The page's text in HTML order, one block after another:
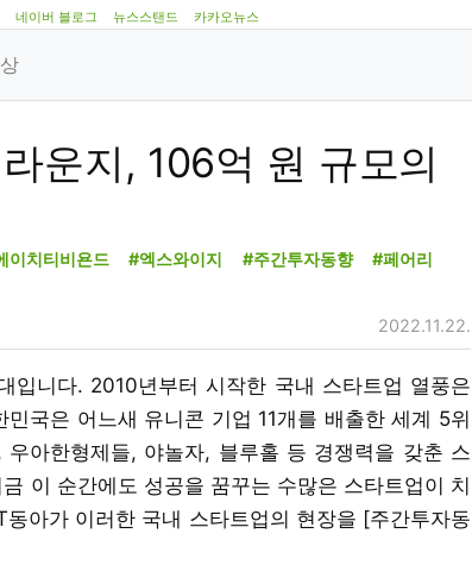
네이버 블로그 뉴스스탠드 카카오뉴스
운지, 106억 원 규모의
이치티비욘드 #엑스와이지 #주간투자동향
#페어리
2022.11.22.
입니다. 2010년부터 시작한 국내 스타트업 열풍은
국은 어느새 유니콘 기업 11개를 배출한 세계 5위
아한형제들, 야놀자, 블루홀 등 경쟁력을 갖춘 스
이 순간에도 성공을 꿈꾸는 수많은 스타트업이 치
아가 이러한 국내 스타트업의 현장을 [주간투자동